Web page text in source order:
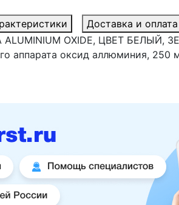
Доставка и оплата
OXIDE, ЦВЕТ БЕЛЫЙ,
аппарата оксид аллюминия, 250